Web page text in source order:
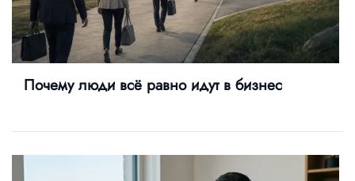
Почему люди всё равно идут в бизнес